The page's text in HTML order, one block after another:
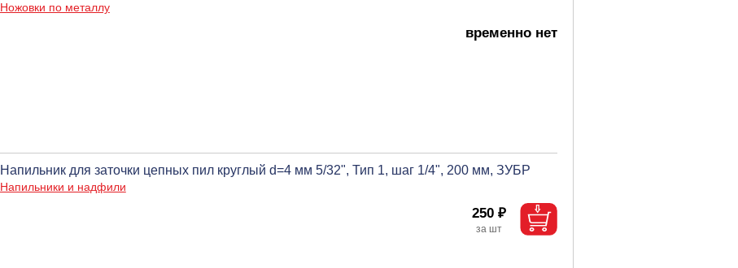
Ножовки по металлу
временно нет
Напильник для заточки цепных пил круглый d=4 мм 5/32", Тип 1, шаг 1/4", 200 мм, ЗУБР
Напильники и надфили
250 ₽